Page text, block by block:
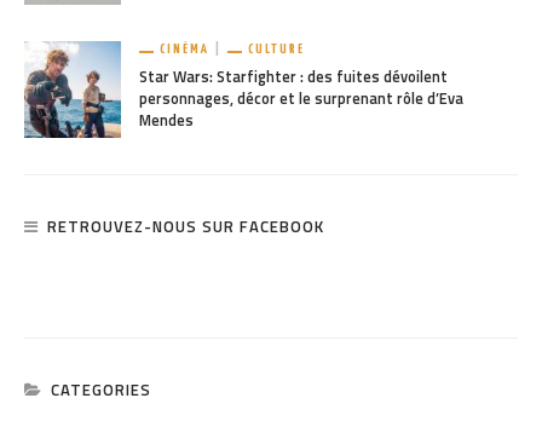
CINÉMA CULTURE
Star Wars: Starfighter : des fuites dévoilent
personnages, décor et le surprenant rôle d’Eva
Mendes
RETROUVEZ-NOUS SUR FACEBOOK
CATEGORIES